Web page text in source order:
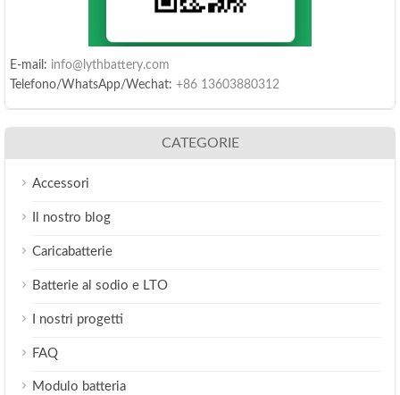
E-mail: info@lythbattery.com
Telefono/WhatsApp/Wechat: +86 13603880312
CATEGORIE
Accessori
Il nostro blog
Caricabatterie
Batterie al sodio e LTO
I nostri progetti
FAQ
Modulo batteria